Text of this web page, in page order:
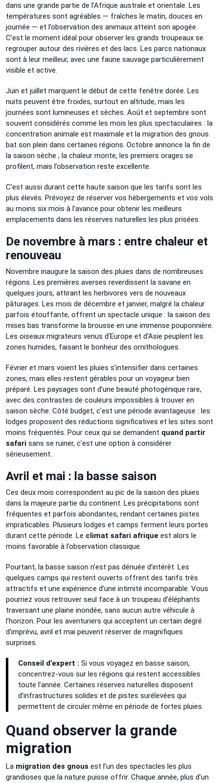
dans une grande partie de l’Afrique australe et orientale. Les
températures sont agréables — fraîches le matin, douces en
journée — et l’observation des animaux atteint son apogée.
C’est le moment idéal pour observer les grands troupeaux se
regrouper autour des rivières et des lacs. Les parcs nationaux
sont à leur meilleur, avec une faune sauvage particulièrement
visible et active.
Juin et juillet marquent le début de cette fenêtre dorée. Les
nuits peuvent être froides, surtout en altitude, mais les
journées sont lumineuses et sèches. Août et septembre sont
souvent considérés comme les mois les plus spectaculaires : la
concentration animale est maximale et la migration des gnous
bat son plein dans certaines régions. Octobre annonce la fin de
la saison sèche ; la chaleur monte, les premiers orages se
profilent, mais l’observation reste excellente.
C’est aussi durant cette haute saison que les tarifs sont les
plus élevés. Prévoyez de réserver vos hébergements et vos vols
au moins six mois à l’avance pour obtenir les meilleurs
emplacements dans les réserves naturelles les plus prisées.
De novembre à mars : entre chaleur et
renouveau
Novembre inaugure la saison des pluies dans de nombreuses
régions. Les premières averses reverdissent la savane en
quelques jours, attirant les herbivores vers de nouveaux
pâturages. Les mois de décembre et janvier, malgré la chaleur
parfois étouffante, offrent un spectacle unique : la saison des
mises bas transforme la brousse en une immense pouponnière.
Les oiseaux migrateurs venus d’Europe et d’Asie peuplent les
zones humides, faisant le bonheur des ornithologues.
Février et mars voient les pluies s’intensifier dans certaines
zones, mais elles restent gérables pour un voyageur bien
préparé. Les paysages sont d’une beauté photogénique rare,
avec des contrastes de couleurs impossibles à trouver en
saison sèche. Côté budget, c’est une période avantageuse : les
lodges proposent des réductions significatives et les sites sont
moins fréquentés. Pour ceux qui se demandent quand partir
safari sans se ruiner, c’est une option à considérer
sérieusement.
Avril et mai : la basse saison
Ces deux mois correspondent au pic de la saison des pluies
dans la majeure partie du continent. Les précipitations sont
fréquentes et parfois abondantes, rendant certaines pistes
impraticables. Plusieurs lodges et camps ferment leurs portes
durant cette période. Le climat safari afrique est alors le
moins favorable à l’observation classique.
Pourtant, la basse saison n’est pas dénuée d’intérêt. Les
quelques camps qui restent ouverts offrent des tarifs très
attractifs et une expérience d’une intimité incomparable. Vous
pourriez vous retrouver seul face à un troupeau d’éléphants
traversant une plaine inondée, sans aucun autre véhicule à
l’horizon. Pour les aventuriers qui acceptent un certain degré
d’imprévu, avril et mai peuvent réserver de magnifiques
surprises.
Conseil d’expert : Si vous voyagez en basse saison,
concentrez-vous sur les régions qui restent accessibles
toute l’année. Certaines réserves naturelles disposent
d’infrastructures solides et de pistes surélevées qui
permettent de circuler même en période de fortes pluies.
Quand observer la grande
migration
La migration des gnous est l’un des spectacles les plus
grandioses que la nature puisse offrir. Chaque année, plus d’un